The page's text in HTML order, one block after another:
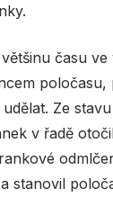
času ve
poločasu,
Ze
v řadě
stanovil